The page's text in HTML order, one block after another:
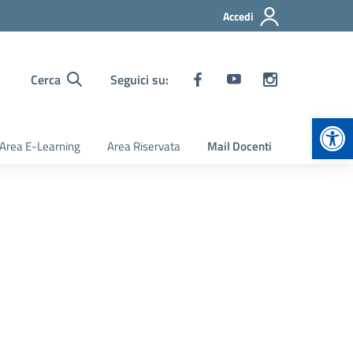
Accedi
Cerca Seguici su:
Area E-Learning Area Riservata Mail Docenti